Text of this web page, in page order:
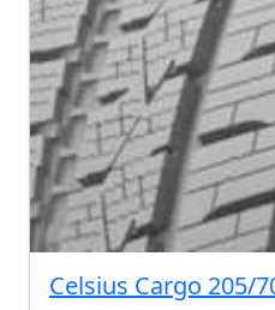
Celsius Cargo 205/